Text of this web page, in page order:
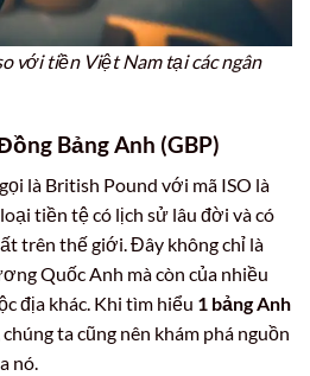
với tiền Việt Nam tại các ngân
Bảng Anh (GBP)
là British Pound với mã ISO là
tiền tệ có lịch sử lâu đời và có
trên thế giới. Đây không chỉ là
Quốc Anh mà còn của nhiều
địa khác. Khi tìm hiểu 1 bảng Anh
chúng ta cũng nên khám phá nguồn
nó.